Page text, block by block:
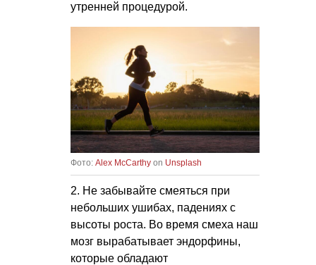
утренней процедурой.
Фото: Alex McCarthy on Unsplash
2. Не забывайте смеяться при
небольших ушибах, падениях с
высоты роста. Во время смеха наш
мозг вырабатывает эндорфины,
которые обладают